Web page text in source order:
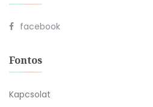
facebook
Fontos
Kapcsolat